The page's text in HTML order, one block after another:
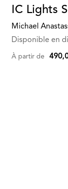
IC Lights
Michael
Disponible en
À partir de